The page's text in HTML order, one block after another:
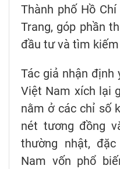
Thành phố Hồ
Trang, góp phần
đầu tư và tìm
Tác giả nhận định
Việt Nam xích lại
nằm ở các chỉ số
nét tương đồng
thường nhật,
Nam vốn phổ